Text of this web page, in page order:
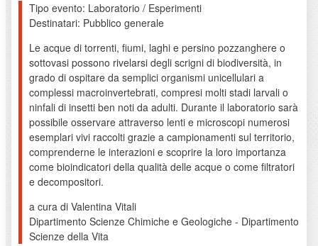
Tipo evento: Laboratorio / Esperimenti
Destinatari: Pubblico generale
Le acque di torrenti, fiumi, laghi e persino pozzanghere o
sottovasi possono rivelarsi degli scrigni di biodiversità, in
grado di ospitare da semplici organismi unicellulari a
complessi macroinvertebrati, compresi molti stadi larvali o
ninfali di insetti ben noti da adulti. Durante il laboratorio sarà
possibile osservare attraverso lenti e microscopi numerosi
esemplari vivi raccolti grazie a campionamenti sul territorio,
comprenderne le interazioni e scoprire la loro importanza
come bioindicatori della qualità delle acque o come filtratori
e decompositori.
a cura di Valentina Vitali
Dipartimento Scienze Chimiche e Geologiche - Dipartimento
Scienze della Vita